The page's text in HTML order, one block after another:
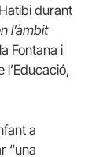
durant
l’àmbit
Fontana i
a
“una